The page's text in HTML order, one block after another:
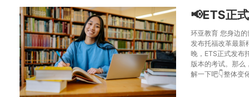
📢ETS正
环亚教育 您身边
发布托福改革最
晚，ETS正式发
版本的考试。那么
解一下吧👇整体变